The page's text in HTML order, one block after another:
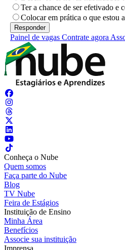
Ter a chance de ser efetivado e
Colocar em prática o que estou
Painel de vagas Contrate agora
Conheça o Nube
Quem somos
Faça parte do Nube
Blog
TV Nube
Feira de Estágios
Instituição de Ensino
Minha Área
Benefícios
Associe sua instituição
Imprensa